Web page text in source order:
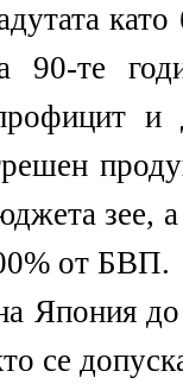
като
90-те
и
зее,
от БВП.
Япония до
се